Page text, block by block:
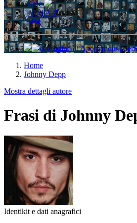
Varie
Indici A-Z
Blog
Home
Johnny Depp
Mostra dettagli autore
Frasi di Johnny
Identikit e dati anagrafici